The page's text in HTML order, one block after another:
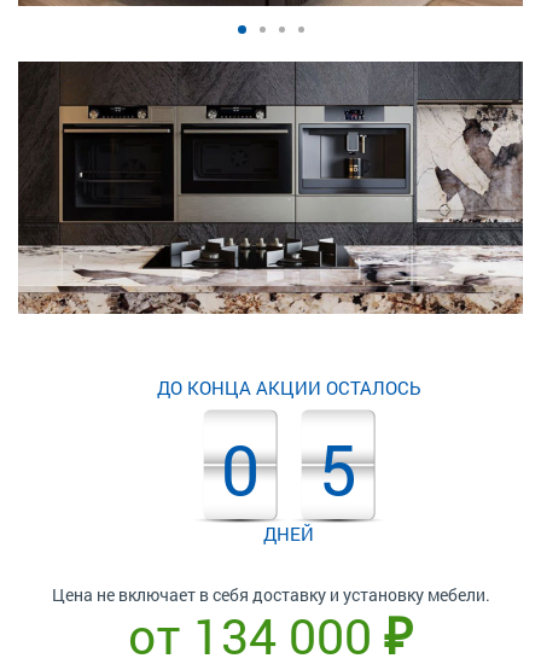
ДО КОНЦА АКЦИИ ОСТАЛОСЬ
0 5
ДНЕЙ
Цена не включает в себя доставку и установку мебели.
от 134 000 ₽